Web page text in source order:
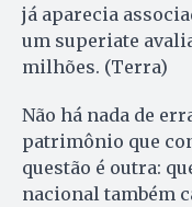
já aparecia
um superiate
milhões. (Terra)
Não há nada de
patrimônio que
questão é outra:
nacional também